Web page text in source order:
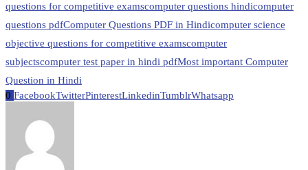
questions for competitive examscomputer questions hindicomputer
questions pdfComputer Questions PDF in Hindicomputer science
objective questions for competitive examscomputer
subjectscomputer test paper in hindi pdfMost important Computer
Question in Hindi
0 FacebookTwitterPinterestLinkedinTumblrWhatsapp